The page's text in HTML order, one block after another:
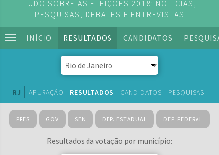
TUDO SOBRE AS ELEIÇÕES 2018: NOTÍCIAS,
PESQUISAS, DEBATES E ENTREVISTAS
INÍCIO RESULTADOS CANDIDATOS
RJ APURAÇÃO RESULTADOS CANDIDATOS PESQUISAS
PRES GOV SEN DEP. ESTADUAL DEP. FEDERAL
Resultados da votação por município: